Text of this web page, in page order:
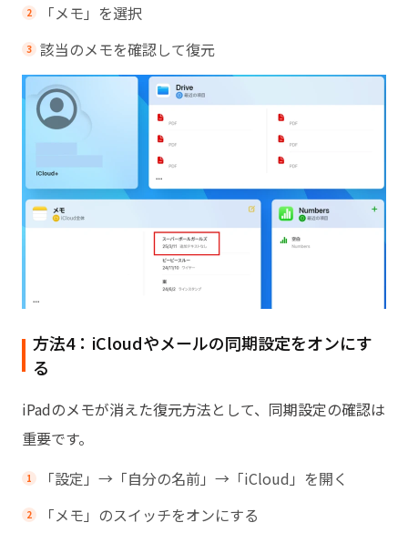
「メモ」を選択
該当のメモを確認して復元
方法4：iCloudやメールの同期設定をオンにす
る
iPadのメモが消えた復元方法として、同期設定の確認は
重要です。
「設定」→「自分の名前」→「iCloud」を開く
「メモ」のスイッチをオンにする